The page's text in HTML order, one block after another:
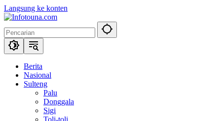
Langsung ke konten
Berita
Nasional
Sulteng
Palu
Donggala
Sigi
Toli-toli